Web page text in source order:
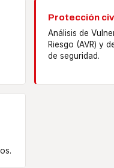
Protección
Análisis de
Riesgo (AVR) y
de seguridad.